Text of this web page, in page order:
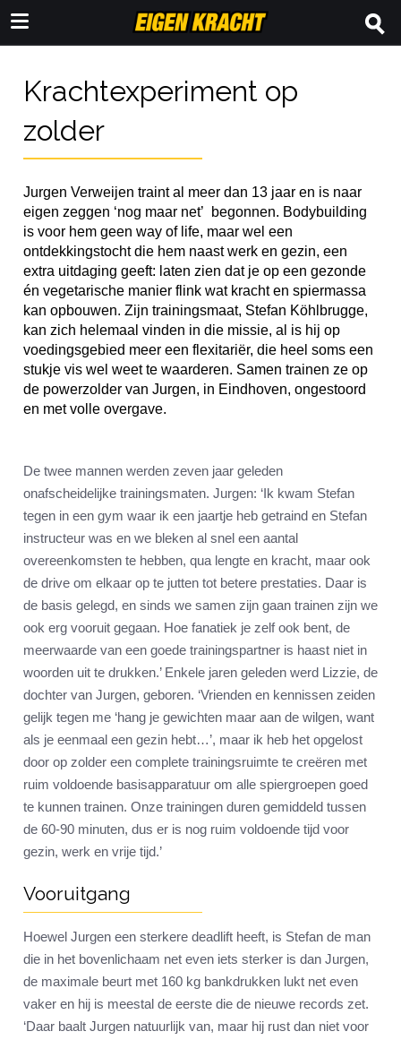
Krachtexperiment op
zolder
Jurgen Verweijen traint al meer dan 13 jaar en is naar
eigen zeggen ‘nog maar net’ begonnen. Bodybuilding
is voor hem geen way of life, maar wel een
ontdekkingstocht die hem naast werk en gezin, een
extra uitdaging geeft: laten zien dat je op een gezonde
én vegetarische manier flink wat kracht en spiermassa
kan opbouwen. Zijn trainingsmaat, Stefan Köhlbrugge,
kan zich helemaal vinden in die missie, al is hij op
voedingsgebied meer een flexitariër, die heel soms een
stukje vis wel weet te waarderen. Samen trainen ze op
de powerzolder van Jurgen, in Eindhoven, ongestoord
en met volle overgave.
De twee mannen werden zeven jaar geleden
onafscheidelijke trainingsmaten. Jurgen: ‘Ik kwam Stefan
tegen in een gym waar ik een jaartje heb getraind en Stefan
instructeur was en we bleken al snel een aantal
overeenkomsten te hebben, qua lengte en kracht, maar ook
de drive om elkaar op te jutten tot betere prestaties. Daar is
de basis gelegd, en sinds we samen zijn gaan trainen zijn we
ook erg vooruit gegaan. Hoe fanatiek je zelf ook bent, de
meerwaarde van een goede trainingspartner is haast niet in
woorden uit te drukken.’ Enkele jaren geleden werd Lizzie, de
dochter van Jurgen, geboren. ‘Vrienden en kennissen zeiden
gelijk tegen me ‘hang je gewichten maar aan de wilgen, want
als je eenmaal een gezin hebt…’, maar ik heb het opgelost
door op zolder een complete trainingsruimte te creëren met
ruim voldoende basisapparatuur om alle spiergroepen goed
te kunnen trainen. Onze trainingen duren gemiddeld tussen
de 60-90 minuten, dus er is nog ruim voldoende tijd voor
gezin, werk en vrije tijd.’
Vooruitgang
Hoewel Jurgen een sterkere deadlift heeft, is Stefan de man
die in het bovenlichaam net even iets sterker is dan Jurgen,
de maximale beurt met 160 kg bankdrukken lukt net even
vaker en hij is meestal de eerste die de nieuwe records zet.
‘Daar baalt Jurgen natuurlijk van, maar hij rust dan niet voor